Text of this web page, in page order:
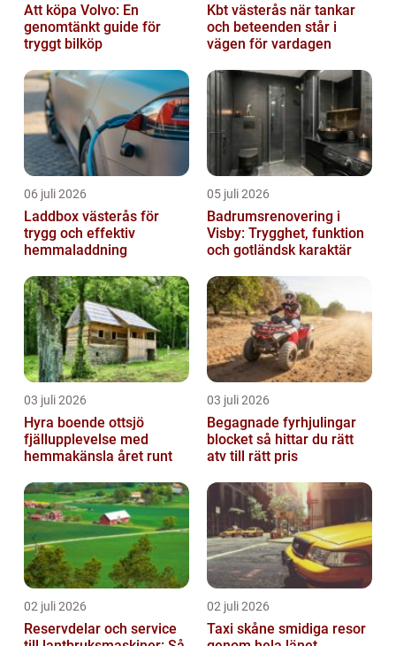
Att köpa Volvo: En
genomtänkt guide för
tryggt bilköp
Kbt västerås när tankar
och beteenden står i
vägen för vardagen
06 juli 2026
Laddbox västerås för
trygg och effektiv
hemmaladdning
05 juli 2026
Badrumsrenovering i
Visby: Trygghet, funktion
och gotländsk karaktär
03 juli 2026
Hyra boende ottsjö
fjällupplevelse med
hemmakänsla året runt
03 juli 2026
Begagnade fyrhjulingar
blocket så hittar du rätt
atv till rätt pris
02 juli 2026
Reservdelar och service
02 juli 2026
Taxi skåne smidiga resor